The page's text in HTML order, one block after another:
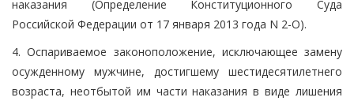
наказания (Определение Конституционного Суда
Российской Федерации от 17 января 2013 года N 2-О).
4. Оспариваемое законоположение, исключающее замену
осужденному мужчине, достигшему шестидесятилетнего
возраста, неотбытой им части наказания в виде лишения